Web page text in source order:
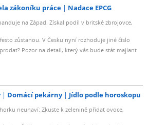
zákoníku práce Nadace EPCG
na Západ. Získal podíl v britské zbrojovce,
zůstanou. V Česku nyní rozhoduje jiné číslo
Pozor na detail, který vás bude stát majlant
Domácí pekárny Jídlo podle horoskopu
neunaví: Zkuste k zelenině přidat ovoce,